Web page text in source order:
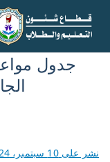
جدول
نشر على10 سبتمبر، 2024